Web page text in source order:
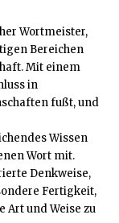
Wortmeister,
Bereichen
Mit einem
in
fußt, und
Wissen
Wort mit.
Denkweise,
Fertigkeit,
Art und Weise zu